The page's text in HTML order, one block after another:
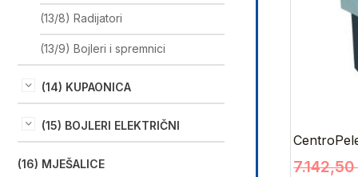
(13/8) Radijatori
(13/9) Bojleri i spremnici
(14) KUPAONICA
(15) BOJLERI ELEKTRIČNI
(16) MJEŠALICE 7.142,50